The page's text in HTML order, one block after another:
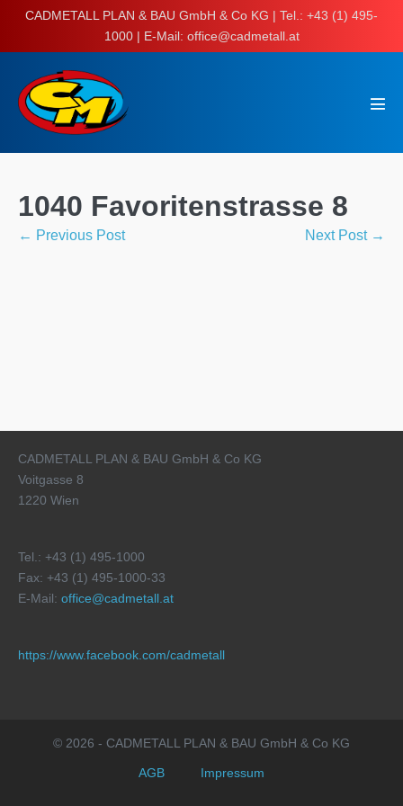
SkipCADMETALL PLAN & BAU GmbH & Co KG | Tel.: +43 (1) 495-
1000 | E-Mail: office@cadmetall.at
1040 Favoritenstrasse 8
Post
← Previous Post Next Post →
CADMETALL PLAN & BAU GmbH & Co KG
Voitgasse 8
1220 Wien
Tel.: +43 (1) 495-1000
Fax: +43 (1) 495-1000-33
E-Mail: office@cadmetall.at
https://www.facebook.com/cadmetall
© 2026 - CADMETALL PLAN & BAU GmbH & Co KG
AGB Impressum